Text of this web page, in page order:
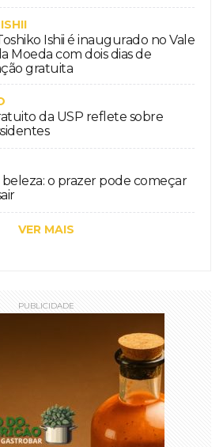
Ishii é inaugurado no Vale
Moeda com dois dias de
gratuita
da USP reflete sobre
beleza: o prazer pode começar
VER MAIS
PUBLICIDADE